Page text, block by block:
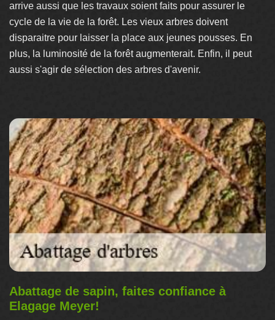
arrive aussi que les travaux soient faits pour assurer le
cycle de la vie de la forêt. Les vieux arbres doivent
disparaitre pour laisser la place aux jeunes pousses. En
plus, la luminosité de la forêt augmenterait. Enfin, il peut
aussi s'agir de sélection des arbres d'avenir.
Abattage de sapin, faites confiance à
Elagage Meyer!